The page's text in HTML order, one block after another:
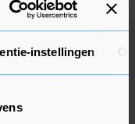
instellingen